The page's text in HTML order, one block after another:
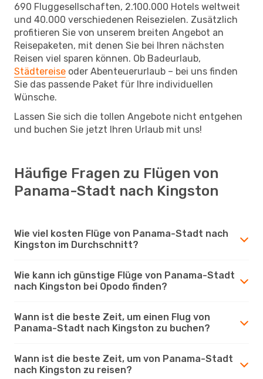
690 Fluggesellschaften, 2.100.000 Hotels weltweit
und 40.000 verschiedenen Reisezielen. Zusätzlich
profitieren Sie von unserem breiten Angebot an
Reisepaketen, mit denen Sie bei Ihren nächsten
Reisen viel sparen können. Ob Badeurlaub,
Städtereise oder Abenteuerurlaub – bei uns finden
Sie das passende Paket für Ihre individuellen
Wünsche.
Lassen Sie sich die tollen Angebote nicht entgehen
und buchen Sie jetzt Ihren Urlaub mit uns!
Häufige Fragen zu Flügen von
Panama-Stadt nach Kingston
Wie viel kosten Flüge von Panama-Stadt nach
Kingston im Durchschnitt?
Wie kann ich günstige Flüge von Panama-Stadt
nach Kingston bei Opodo finden?
Wann ist die beste Zeit, um einen Flug von
Panama-Stadt nach Kingston zu buchen?
Wann ist die beste Zeit, um von Panama-Stadt
nach Kingston zu reisen?